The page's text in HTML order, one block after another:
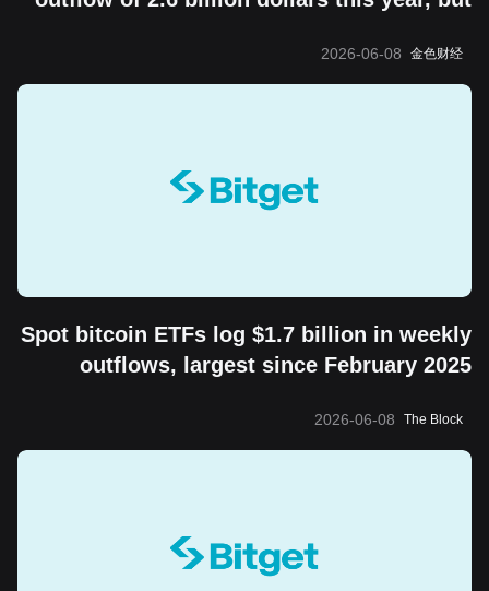
long-term value storage attribute
金色财经
2026-06-08
Spot bitcoin ETFs log $1.7 billion in weekly
outflows, largest since February 2025
The Block
2026-06-08